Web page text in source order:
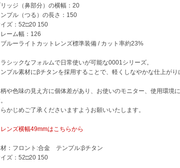
ッジ（鼻部分）の横幅：20
プル（つる）の長さ：150
ズ：52□20 150
ーム幅：126
ルーライトカットレンズ標準装備 / カット率約23%
シックなフォルムで日常使いが可能な0001シリーズ。
プル素材にβチタンを採用することで、軽くしなやかな仕上がり
や色味の見え方に個体差があり、お使いのモニター、使用環境
かじめご了承くださいますようお願いいたします。
ンズ横幅49mmはこちらから
：フロント:合金 テンプル:βチタン
ズ：52□20 150